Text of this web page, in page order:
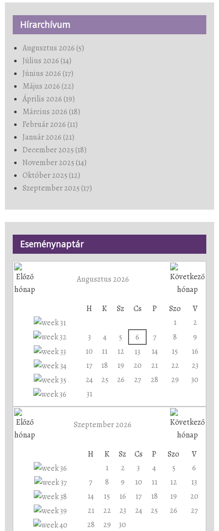
Hírarchívum
Augusztus 2026 (5)
Július 2026 (14)
Június 2026 (17)
Május 2026 (22)
Április 2026 (19)
Március 2026 (18)
Február 2026 (11)
Január 2026 (21)
December 2025 (18)
November 2025 (14)
Október 2025 (12)
Szeptember 2025 (17)
Eseménynaptár
Augusztus 2026
H K Sz Cs P Szo
V
1
2
3
4 5 6 7 8
9
10
11 12 13 14 15
16
17
18 19 20 21 22
23
24
25 26 27 28 29
30
31
Szeptember 2026
H K Sz Cs P Szo
V
1
2 3 4 5
6
7
8 9 10 11 12
13
14
15 16 17 18 19
20
21
22 23 24 25 26
27
28
29 30